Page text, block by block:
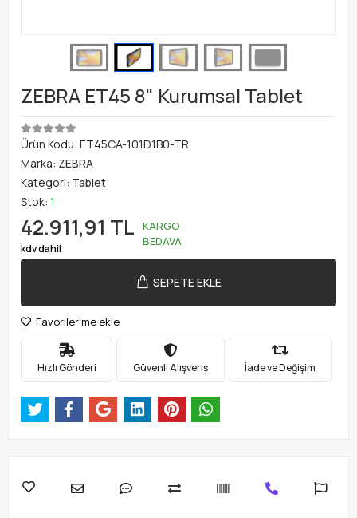
ZEBRA ET45 8" Kurumsal Tablet
Ürün Kodu: ET45CA-101D1B0-TR
Marka: ZEBRA
Kategori: Tablet
Stok: 1
42.911,91 TL
kdv dahil
KARGO
BEDAVA
SEPETE EKLE
Favorilerime ekle
Hızlı Gönderi Güvenli Alışveriş İade ve Değişim